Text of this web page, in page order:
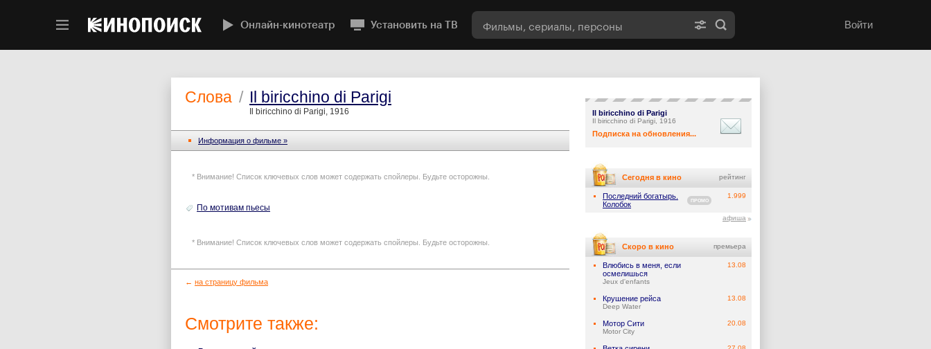
Онлайн-кинотеатр Установить на ТВ Войти
Слова / Il biricchino di Parigi
Il biricchino di Parigi, 1916
Информация o фильме »
* Внимание! Список ключевых слов может содержать спойлеры. Будьте осторожны.
По мотивам пьесы
* Внимание! Список ключевых слов может содержать спойлеры. Будьте осторожны.
← на страницу фильма
Смотрите также:
Il biricchino di Parigi
Il biricchino di Parigi, 1916
Подписка на обновления...
Сегодня в кино рейтинг
Последний богатырь.
Колобок
ПРОМО
1.999
афиша
Скоро в кино премьера
Влюбись в меня, если
осмелишься
Jeux d'enfants
13.08
Крушение рейса
Deep Water
13.08
Мотор Сити
Motor City
20.08